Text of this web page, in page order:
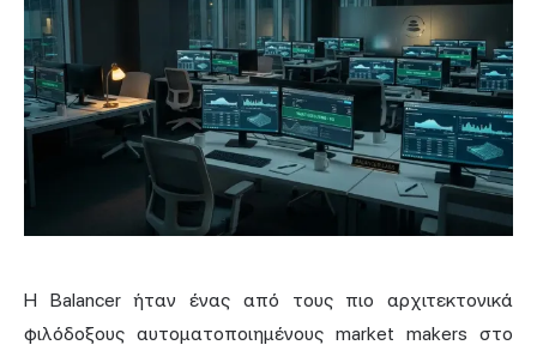
Η Balancer ήταν ένας από τους πιο αρχιτεκτονικά
φιλόδοξους αυτοματοποιημένους market makers στο